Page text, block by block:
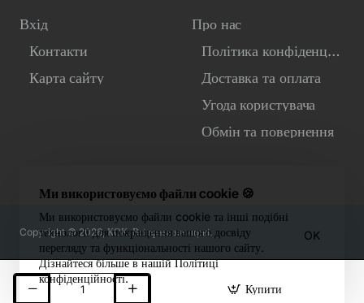
Ми використовуємо файли cookie 🍪
Ми використовуємо файли cookie та інші подібні
технології для покращення вашого досвіду
перегляду та функціональності нашого сайту.
Дізнайтеся більше в нашій Політиці
конфіденційності.
OK
Купити
Вхід
Контакти
Карта сайту
Про нас
Політика конфіденційності
Доставка та оплата
Угода користувача
Обмін та повернення
Copyright © 2026, КОК. Всі права захищені.